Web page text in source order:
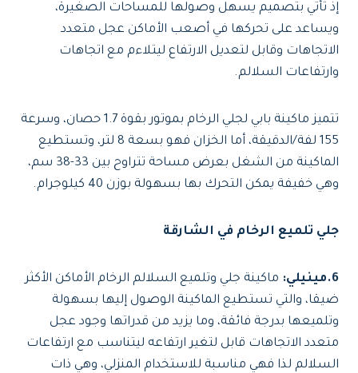
إذ تأتي بتصميم يسهل وصولها للمساحات الصغيرة،
ويساعد على تحركها في أصعب الأماكن عجل متعدد
الاتجاهات وقابل لتعديل الارتفاع ليتلاءم مع اتجاهات
وارتفاعات السلالم.
تتميز ماكينة بابي لجلي الرخام بموتور بقوة 1.7 حصان، وسرعة
155 لفة/الدقيقة، أما الخزان فهو بسعة 8 لتر، وتستطيع
الماكينة من الشغل بعرض مساحة تتراوح بين 33-38 سم،
وهي خفيفة يمكن التحرك بها بسهولة بوزن 40 كيلوجرام.
جلي تلميع الرخام في الشارقة
6.مينيلي:
ماكينة جلي وتلميع السلالم الرخام الأماكن الأكثر
ضيقا، والتي تستطيع الماكينة الوصول إليها بسهولة
وتلميعها بدرجة فائقة، وما يزيد من قدراتها وجود عجل
متعدد الاتجاهات قابل لتغير ارتفاعه ليتناسب مع ارتفاعات
السلالم لذا فهي مناسبة للاستخدام المنزلي، وهي ذات